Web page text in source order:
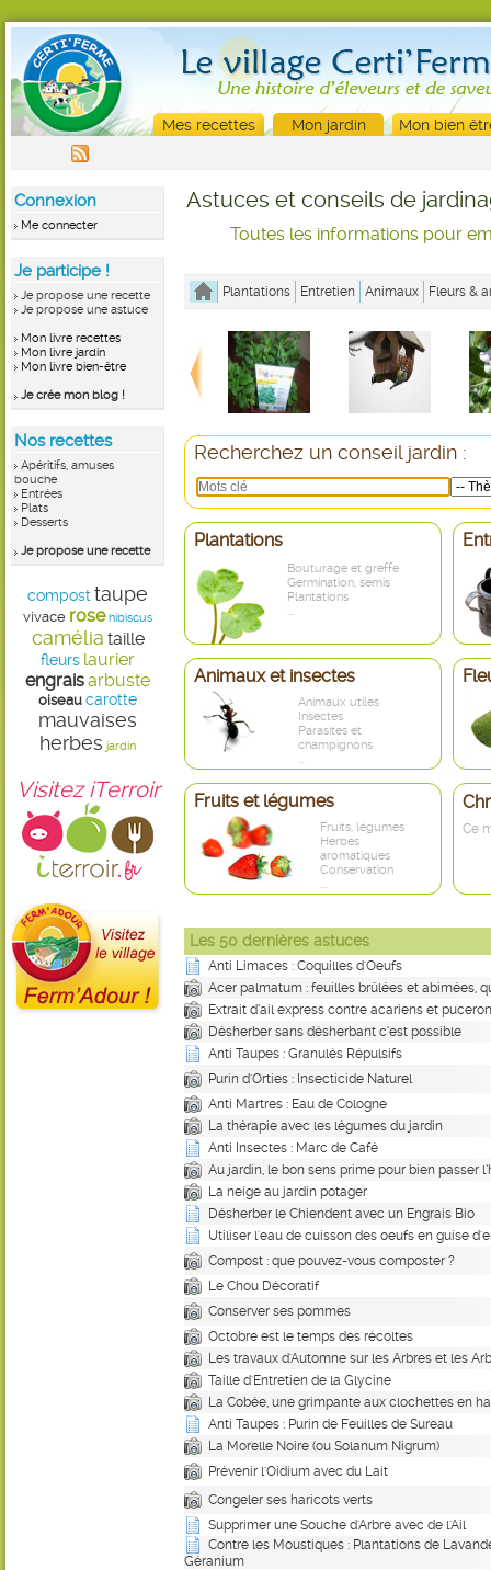
Mes recettes Mon jardin Mon bien
Connexion
Me connecter
Je participe !
Je propose une recette
Je propose une astuce
Mon livre recettes
Mon livre jardin
Mon livre bien-être
Je crée mon blog !
Nos recettes
Apéritifs, amuses
bouche
Entrées
Plats
Desserts
Je propose une recette
compost taupe
vivace rose hibiscus
camélia taille
fleurs laurier
engraisarbuste
oiseau carotte
mauvaises
herbes jardin
Visitez iTerroir
Astuces et conseils de
Toutes les informations pour
Plantations Entretien Animaux Fleurs &
Recherchez un conseil jardin :
Plantations
Bouturage et greffe
Germination, semis
Plantations
...
Animaux et insectes
Animaux utiles
Insectes
Parasites et
champignons
...
Fruits et légumes
Fruits, légumes
Herbes
aromatiques
Conservation
...
Ce
Les 50 dernières astuces
Anti Limaces : Coquilles d'Oeufs
Acer palmatum : feuilles brûlées et abimées,
Extrait d’ail express contre acariens et
Désherber sans désherbant c’est possible
Anti Taupes : Granulés Répulsifs
Purin d'Orties : Insecticide Naturel
Anti Martres : Eau de Cologne
La thérapie avec les légumes du jardin
Anti Insectes : Marc de Café
Au jardin, le bon sens prime pour bien passer
La neige au jardin potager
Désherber le Chiendent avec un Engrais Bio
Utiliser l'eau de cuisson des oeufs en guise
Compost : que pouvez-vous composter ?
Le Chou Décoratif
Conserver ses pommes
Octobre est le temps des récoltes
Les travaux d'Automne sur les Arbres et les
Taille d'Entretien de la Glycine
La Cobée, une grimpante aux clochettes en
Anti Taupes : Purin de Feuilles de Sureau
La Morelle Noire (ou Solanum Nigrum)
Prévenir l'Oidium avec du Lait
Congeler ses haricots verts
Supprimer une Souche d'Arbre avec de l'Ail
Contre les Moustiques : Plantations de
Géranium